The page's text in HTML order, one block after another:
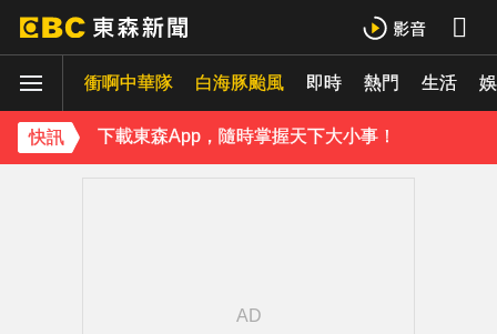
衝啊中華隊 白海豚颱風 即時 熱門 生活
快訊
曾號召反女權集會！36歲網紅陳屍住處 死因待查
下載東森App，隨時掌握天下大小事！